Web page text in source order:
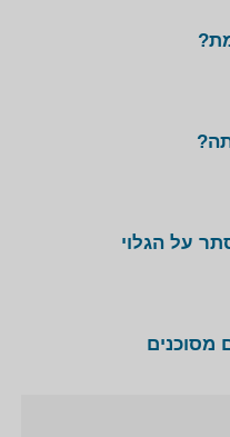
על הגלוי
מסוכנים